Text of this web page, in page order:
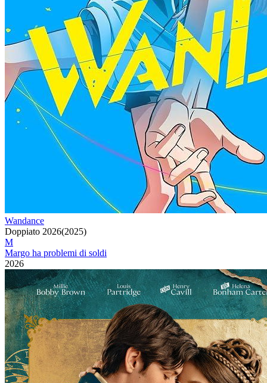
Wandance
Doppiato 2026(2025)
M
Margo ha problemi di soldi
2026